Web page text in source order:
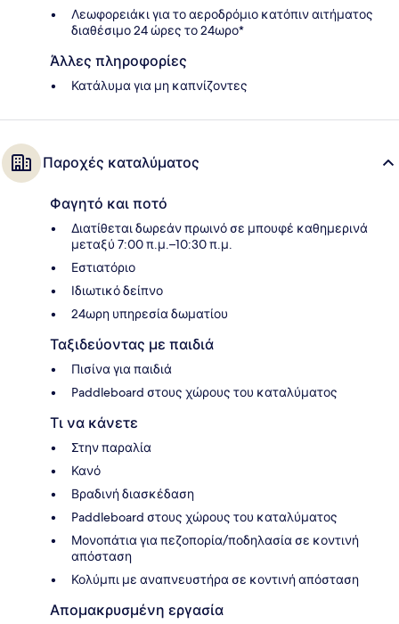
Λεωφορειάκι για το αεροδρόμιο κατόπιν αιτήματος
διαθέσιμο 24 ώρες το 24ωρο*
Άλλες πληροφορίες
Κατάλυμα για μη καπνίζοντες
Παροχές καταλύματος
Φαγητό και ποτό
Διατίθεται δωρεάν πρωινό σε μπουφέ καθημερινά
μεταξύ 7:00 π.μ.–10:30 π.μ.
Εστιατόριο
Ιδιωτικό δείπνο
24ωρη υπηρεσία δωματίου
Ταξιδεύοντας με παιδιά
Πισίνα για παιδιά
Paddleboard στους χώρους του καταλύματος
Τι να κάνετε
Στην παραλία
Κανό
Βραδινή διασκέδαση
Paddleboard στους χώρους του καταλύματος
Μονοπάτια για πεζοπορία/ποδηλασία σε κοντινή
απόσταση
Κολύμπι με αναπνευστήρα σε κοντινή απόσταση
Απομακρυσμένη εργασία